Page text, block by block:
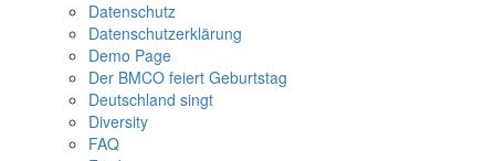
Datenschutz
Datenschutzerklärung
Demo Page
Der BMCO feiert Geburtstag
Deutschland singt
Diversity
FAQ